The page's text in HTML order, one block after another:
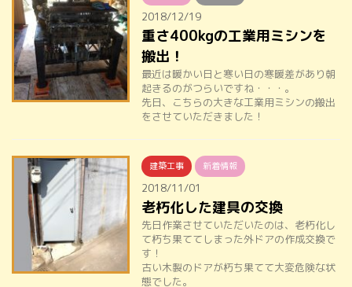
2018/12/19
重さ400kgの工業用ミシンを
搬出！
最近は暖かい日と寒い日の寒暖差があり朝
起きるのがつらいですね・・・。
先日、こちらの大きな工業用ミシンの搬出
をさせていただきました！
建築工事 新着情報
2018/11/01
老朽化した建具の交換
先日作業させていただいたのは、老朽化し
て朽ち果ててしまった外ドアの作成交換で
す！
古い木製のドアが朽ち果てて大変危険な状
態でした。